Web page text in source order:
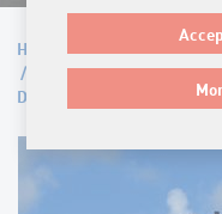
Home
Offres
/
Bauingenieur/in als
Dämmung (80-100%)